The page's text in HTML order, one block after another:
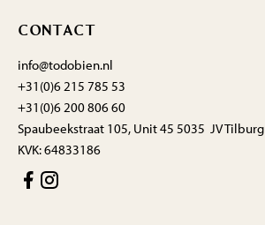
CONTACT
info@todobien.nl
+31(0)6 215 785 53
+31(0)6 200 806 60
Spaubeekstraat 105, Unit 45 5035 JV Tilburg
KVK: 64833186